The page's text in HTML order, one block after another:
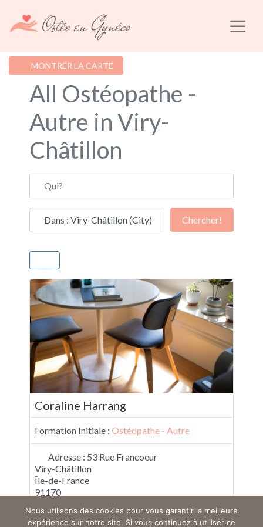
MONTRER LA CARTE
All Ostéopathe -
Autre in Viry-
Châtillon
Qui?
Où?
Chercher!
Coraline Harrang
Formation Initiale : Ostéopathe - Autre
Adresse : 53 Rue Francoeur
Viry-Châtillon
Île-de-France
91170
Nous utilisons des cookies pour vous garantir la meilleure
expérience sur notre site. Si vous continuez à utiliser ce